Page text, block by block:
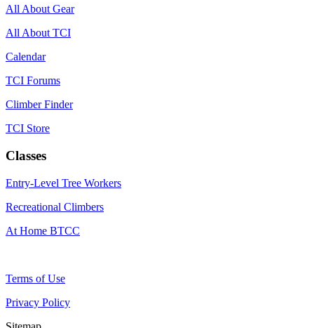
All About Gear
All About TCI
Calendar
TCI Forums
Climber Finder
TCI Store
Classes
Entry-Level Tree Workers
Recreational Climbers
At Home BTCC
Terms of Use
Privacy Policy